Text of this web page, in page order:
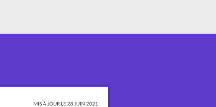
MIS À JOUR LE 28 JUIN 2021